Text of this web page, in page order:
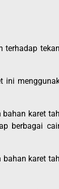
terhadap
ini
bahan karet
berbagai
bahan karet